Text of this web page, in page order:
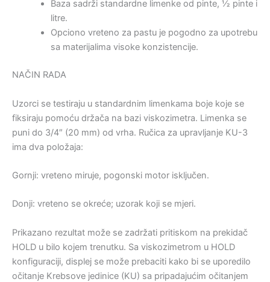
Baza sadrži standardne limenke od pinte, ½ pinte i
litre.
Opciono vreteno za pastu je pogodno za upotrebu
sa materijalima visoke konzistencije.
NAČIN RADA
Uzorci se testiraju u standardnim limenkama boje koje se
fiksiraju pomoću držača na bazi viskozimetra. Limenka se
puni do 3/4″ (20 mm) od vrha. Ručica za upravljanje KU-3
ima dva položaja:
Gornji: vreteno miruje, pogonski motor isključen.
Donji: vreteno se okreće; uzorak koji se mjeri.
Prikazano rezultat može se zadržati pritiskom na prekidač
HOLD u bilo kojem trenutku. Sa viskozimetrom u HOLD
konfiguraciji, displej se može prebaciti kako bi se uporedilo
očitanje Krebsove jedinice (KU) sa pripadajućim očitanjem